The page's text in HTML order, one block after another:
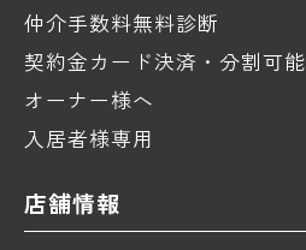
仲介手数料無料診断
契約金カード決済・分割可能
オーナー様へ
入居者様専用
店舗情報